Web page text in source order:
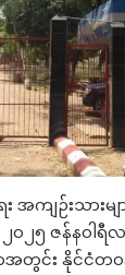
အကျဉ်းသားမ
၀၂၅ ဇန်နဝါ
င်း နိုင်ငံတဝ